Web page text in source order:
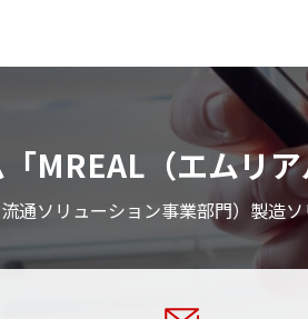
MREAL（エムリ
通ソリューション事業部門）製造